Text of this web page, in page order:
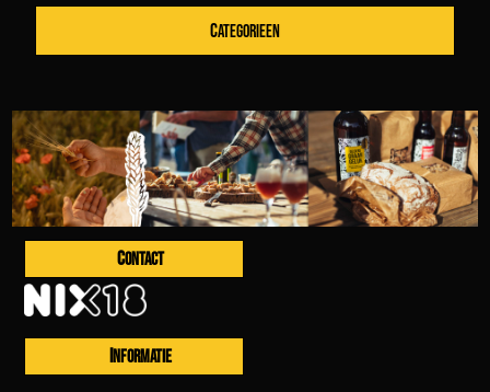
CATEGORIEEN
CONTACT
INFORMATIE